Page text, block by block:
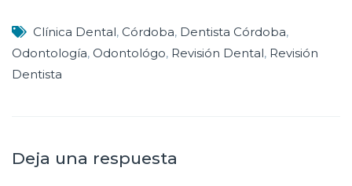
Clínica Dental, Córdoba, Dentista Córdoba,
Odontología, Odontológo, Revisión Dental, Revisión
Dentista
Deja una respuesta